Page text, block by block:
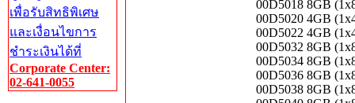
เพื่อรับสิทธิพิเศษ
และเงื่อนไขการ
ชำระเงินได้ที่
Corporate Center:
02-641-0055
00D5018 8GB
00D5020 4GB
00D5022 4GB
00D5032 8GB
00D5034 8GB
00D5036 8GB
00D5038 8GB